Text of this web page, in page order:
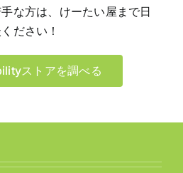
な方は、けーたい屋まで日
ださい！
ストアを調べる